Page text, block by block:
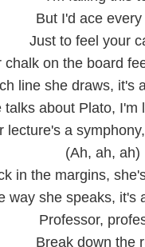
But I'd ace
Just to feel your
chalk on the board
line she draws, it's
talks about Plato, I'm
lecture's a
(Ah, ah, ah)
in the margins,
way she speaks, it's
Professor,
Break down the